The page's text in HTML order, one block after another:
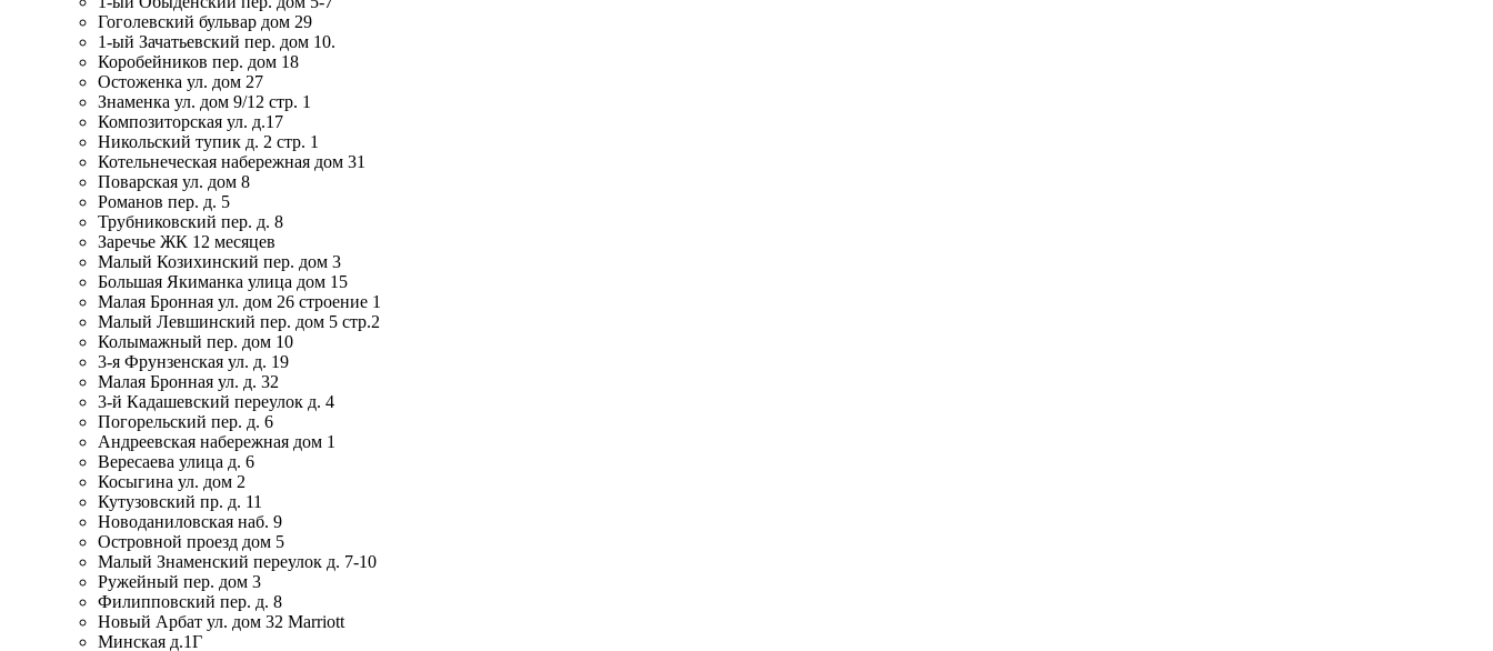
Гоголевский бульвар дом 29
1-ый Зачатьевский пер. дом 10.
Коробейников пер. дом 18
Остоженка ул. дом 27
Знаменка ул. дом 9/12 стр. 1
Композиторская ул. д.17
Никольский тупик д. 2 стр. 1
Котельнеческая набережная дом 31
Поварская ул. дом 8
Романов пер. д. 5
Трубниковский пер. д. 8
Заречье ЖК 12 месяцев
Малый Козихинский пер. дом 3
Большая Якиманка улица дом 15
Малая Бронная ул. дом 26 строение 1
Малый Левшинский пер. дом 5 стр.2
Колымажный пер. дом 10
3-я Фрунзенская ул. д. 19
Малая Бронная ул. д. 32
3-й Кадашевский переулок д. 4
Погорельский пер. д. 6
Андреевская набережная дом 1
Вересаева улица д. 6
Косыгина ул. дом 2
Кутузовский пр. д. 11
Новоданиловская наб. 9
Островной проезд дом 5
Малый Знаменский переулок д. 7-10
Ружейный пер. дом 3
Филипповский пер. д. 8
Новый Арбат ул. дом 32 Marriott
Минская д.1Г